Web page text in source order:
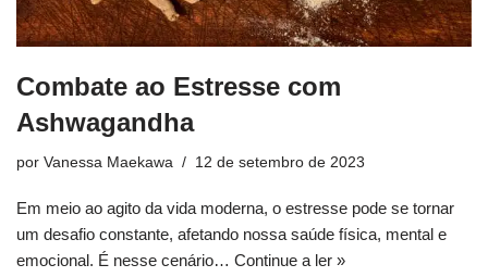
Combate ao Estresse com
Ashwagandha
por Vanessa Maekawa 12 de setembro de 2023
Em meio ao agito da vida moderna, o estresse pode se tornar
um desafio constante, afetando nossa saúde física, mental e
emocional. É nesse cenário… Continue a ler »